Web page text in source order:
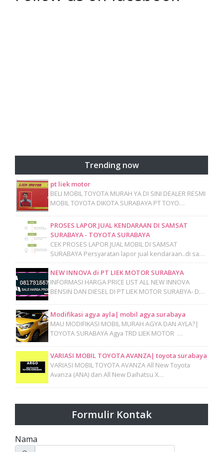
Trending now
pt liek motor
BELI MOBIL TOYOTA MURAH YA DI SINI DEALER RESMI
MOBIL TOYOTA DIKOTA SURABAYA PT TOYO…
PROSES LAPOR JUAL KENDARAAN DI SAMSAT
SURABAYA - TOYOTA SURABAYA
CEK PROSES LAPOR JUAL MOBIL DI SAMSAT
SURABAYA Persyaratan lapor jual kendaraan..di sa…
NEW INNOVA di PT LIEK MOTOR SURABAYA
INFORMASI HARGA PRICE LIST ALL NEW INNOVA
BENSIN DAN DIESEL DI PT LIEK MOTOR SURABYA- D…
Modifikasi agya ayla| mobil agya surabaya
MAU MODIFIKASI MOBIL MURAH AGYA DAN AYLA?|
TOYOTA SURABAYA Agya TRD LIEK MOTOR …
VARIASI MOBIL TOYOTA AVANZA| toyota surabaya
VARIASI MOBIL TOYOTA AVANZA All New Toyota
Avanza (ANA) dan All New Daihatsu X…
Formulir Kontak
Nama